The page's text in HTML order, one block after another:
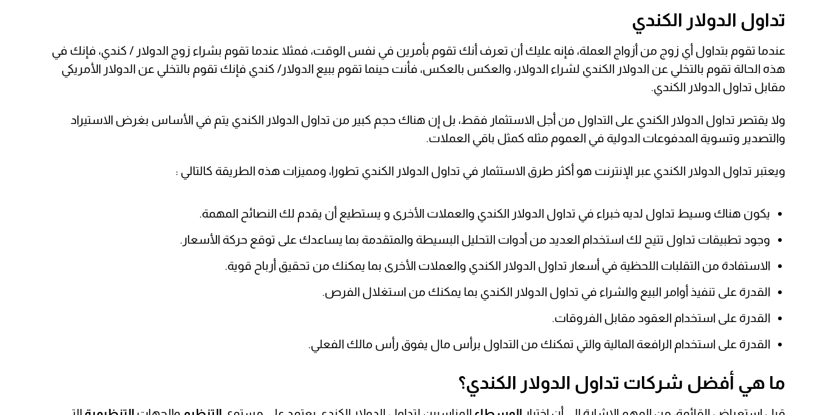
تداول الدولار الكندي
عندما تقوم بتداول أي زوج من أزواج العملة، فإنه عليك أن تعرف أنك تقوم بأمرين في نفس الوقت، فمثلا عندما تقوم بشراء زوج الدولار / كندي، فإنك في
هذه الحالة تقوم بالتخلي عن الدولار الكندي لشراء الدولار، والعكس بالعكس، فأنت حينما تقوم ببيع الدولار/ كندي فإنك تقوم بالتخلي عن الدولار الأمريكي
مقابل تداول الدولار الكندي.
ولا يقتصر تداول الدولار الكندي على التداول من أجل الاستثمار فقط، بل إن هناك حجم كبير من تداول الدولار الكندي يتم في الأساس بغرض الاستيراد
والتصدير وتسوية المدفوعات الدولية في العموم مثله كمثل باقي العملات.
ويعتبر تداول الدولار الكندي عبر الإنترنت هو أكثر طرق الاستثمار في تداول الدولار الكندي تطورا، ومميزات هذه الطريقة كالتالي :
يكون هناك وسيط تداول لديه خبراء في تداول الدولار الكندي والعملات الأخرى و يستطيع أن يقدم لك النصائح المهمة.
وجود تطبيقات تداول تتيح لك استخدام العديد من أدوات التحليل البسيطة والمتقدمة بما يساعدك على توقع حركة الأسعار.
الاستفادة من التقلبات اللحظية في أسعار تداول الدولار الكندي والعملات الأخرى بما يمكنك من تحقيق أرباح قوية.
القدرة على تنفيذ أوامر البيع والشراء في تداول الدولار الكندي بما يمكنك من استغلال الفرص.
القدرة على استخدام العقود مقابل الفروقات.
القدرة على استخدام الرافعة المالية والتي تمكنك من التداول برأس مال يفوق رأس مالك الفعلي.
ما هي أفضل شركات تداول الدولار الكندي؟